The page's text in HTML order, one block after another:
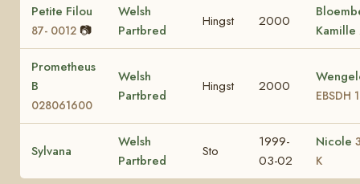
Petite Filou
87- 0012 📷
Welsh
Partbred
Hingst 2000
Kamille
Prometheus
B
028061600
Welsh
Partbred
Hingst 2000
EBSDH
Sylvana
Welsh
Partbred
Sto
1999-
03-02
Nicole
K